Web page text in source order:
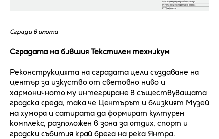
Сгради в имота
Сградата на бившия Текстилен техникум
Реконструкцията на сградата цели създаване на
център за изкуство от световно ниво и
хармоничното му интегриране в съществуващата
градска среда, така че Центърът и близкият Музей
на хумора и сатирата да формират културен
комплекс, разположен в зона за отдих, спорт и
градски събития край брега на река Янтра.